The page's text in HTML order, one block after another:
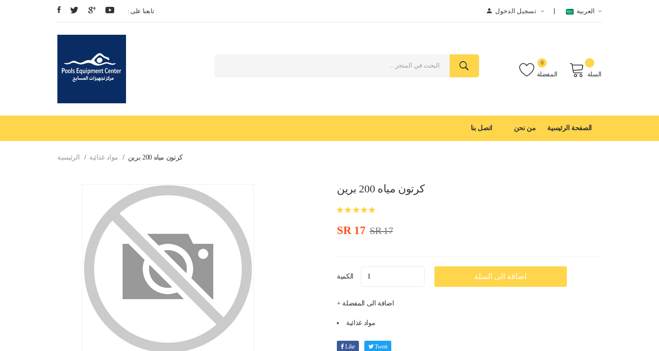
: تابعنا على تسجيل الدخول العربية
المفضلة
0
السلة
الصفحة الرئيسية من نحن اتصل بنا
الرئيسية مواد غذائية كرتون مياه 200 برين
كرتون مياه 200 برين
SR 17 SR 17
الكمية اضافة الى السلة
+ اضافة الى المفضلة
مواد غذائية
Like Tweet